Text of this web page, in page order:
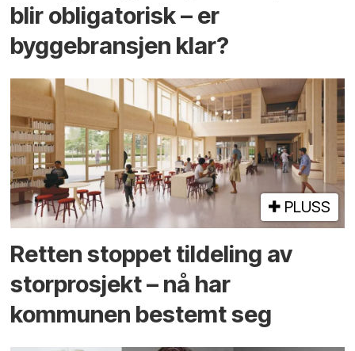
blir obligatorisk – er
byggebransjen klar?
PLUSS
Retten stoppet tildeling av
storprosjekt – nå har
kommunen bestemt seg